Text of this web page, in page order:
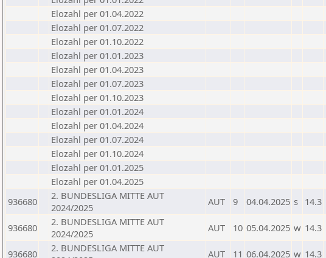
Elozahl per 01.04.2022
Elozahl per 01.07.2022
Elozahl per 01.10.2022
Elozahl per 01.01.2023
Elozahl per 01.04.2023
Elozahl per 01.07.2023
Elozahl per 01.10.2023
Elozahl per 01.01.2024
Elozahl per 01.04.2024
Elozahl per 01.07.2024
Elozahl per 01.10.2024
Elozahl per 01.01.2025
Elozahl per 01.04.2025
936680
2. BUNDESLIGA MITTE AUT
2024/2025
AUT 9 04.04.2025 s 14.3
936680
2. BUNDESLIGA MITTE AUT
2024/2025
AUT 10 05.04.2025 w 14.3
936680
2. BUNDESLIGA MITTE AUT
AUT 11 06.04.2025 w 14.3